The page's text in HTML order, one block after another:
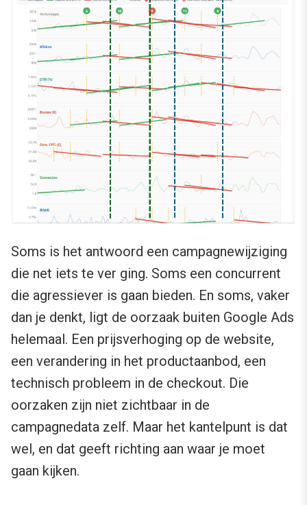
Soms is het antwoord een campagnewijziging
die net iets te ver ging. Soms een concurrent
die agressiever is gaan bieden. En soms, vaker
dan je denkt, ligt de oorzaak buiten Google Ads
helemaal. Een prijsverhoging op de website,
een verandering in het productaanbod, een
technisch probleem in de checkout. Die
oorzaken zijn niet zichtbaar in de
campagnedata zelf. Maar het kantelpunt is dat
wel, en dat geeft richting aan waar je moet
gaan kijken.